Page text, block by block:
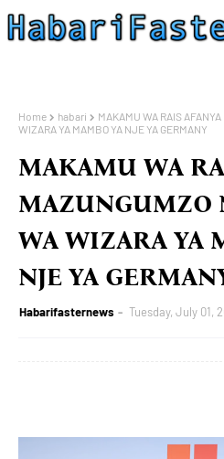
Home habari
MAKAMU WA RAIS
WIZARA YA MAMBO YA NJE YA GERMANY
MAKAMU WA
MAZUNGUMZO
WA WIZARA YA
NJE YA
Habarifasternews Tuesday, July 01,